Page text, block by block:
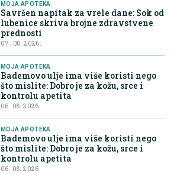
MOJA APOTEKA
Savršen napitak za vrele dane: Sok od
lubenice skriva brojne zdravstvene
prednosti
07. 08. 2026.
MOJA APOTEKA
Bademovo ulje ima više koristi nego
što mislite: Dobro je za kožu, srce i
kontrolu apetita
06. 08. 2026.
MOJA APOTEKA
Bademovo ulje ima više koristi nego
što mislite: Dobro je za kožu, srce i
kontrolu apetita
06. 08. 2026.